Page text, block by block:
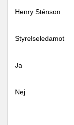
Henry Sténson
Styrelseledamot
Ja
Nej